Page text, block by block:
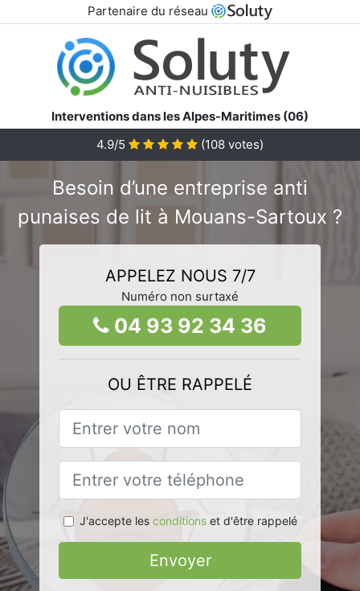
Partenaire du réseau
Interventions dans les Alpes-Maritimes (06)
4.9/5
(108 votes)
Besoin d’une entreprise anti
punaises de lit à Mouans-Sartoux ?
APPELEZ NOUS 7/7
Numéro non surtaxé
04 93 92 34 36
OU ÊTRE RAPPELÉ
J'accepte les conditionset d'être rappelé
Envoyer